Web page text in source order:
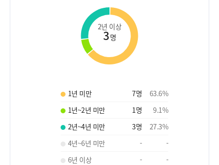
2년 이상
3명
1년 미만 7명 63.6%
1년~2년 미만
1명 9.1%
2년~4년 미만
3명 27.3%
4년~6년 미만
-
-
6년 이상
- -